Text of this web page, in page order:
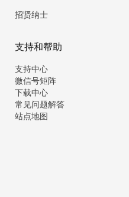
招贤纳士
支持和帮助
支持中心
微信号矩阵
下载中心
常见问题解答
站点地图